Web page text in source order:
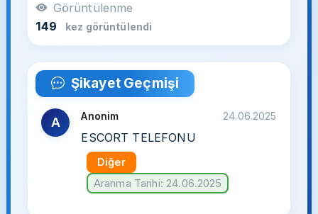
Görüntülenme
149
kez görüntülendi
Şikayet Geçmişi
A Anonim 24.06.2025
ESCORT TELEFONU
Diğer
Aranma Tarihi: 24.06.2025